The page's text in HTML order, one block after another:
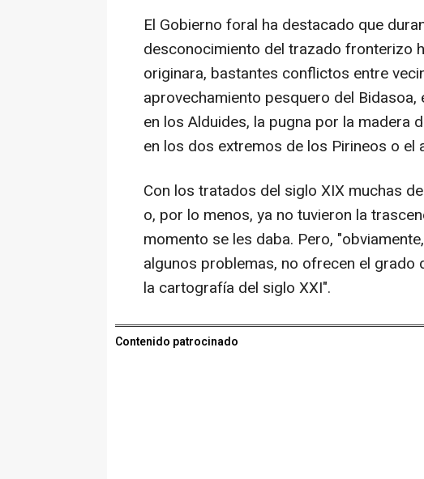
El Gobierno foral ha destacado que
desconocimiento del trazado fronterizo
originara, bastantes conflictos entre
aprovechamiento pesquero del
en los Alduides, la pugna por la madera
en los dos extremos de los Pirineos o el
Con los tratados del siglo XIX muchas
o, por lo menos, ya no tuvieron la
momento se les daba. Pero,
algunos problemas, no ofrecen el grado
la cartografía del siglo XXI".
Contenido patrocinado